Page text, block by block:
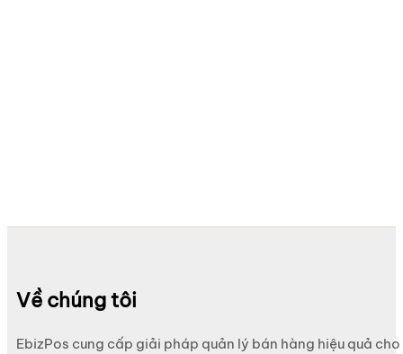
Về chúng tôi
EbizPos cung cấp giải pháp quản lý bán hàng hiệu quả cho